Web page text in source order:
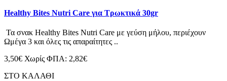
Healthy Bites Nutri Care για Τρωκτικά 30gr
Τα σνακ Healthy Bites Nutri Care με γεύση μήλου, περιέχουν
Ωμέγα 3 και όλες τις απαραίτητες ..
3,50€ Χωρίς ΦΠΑ: 2,82€
ΣΤΟ ΚΑΛΑΘΙ